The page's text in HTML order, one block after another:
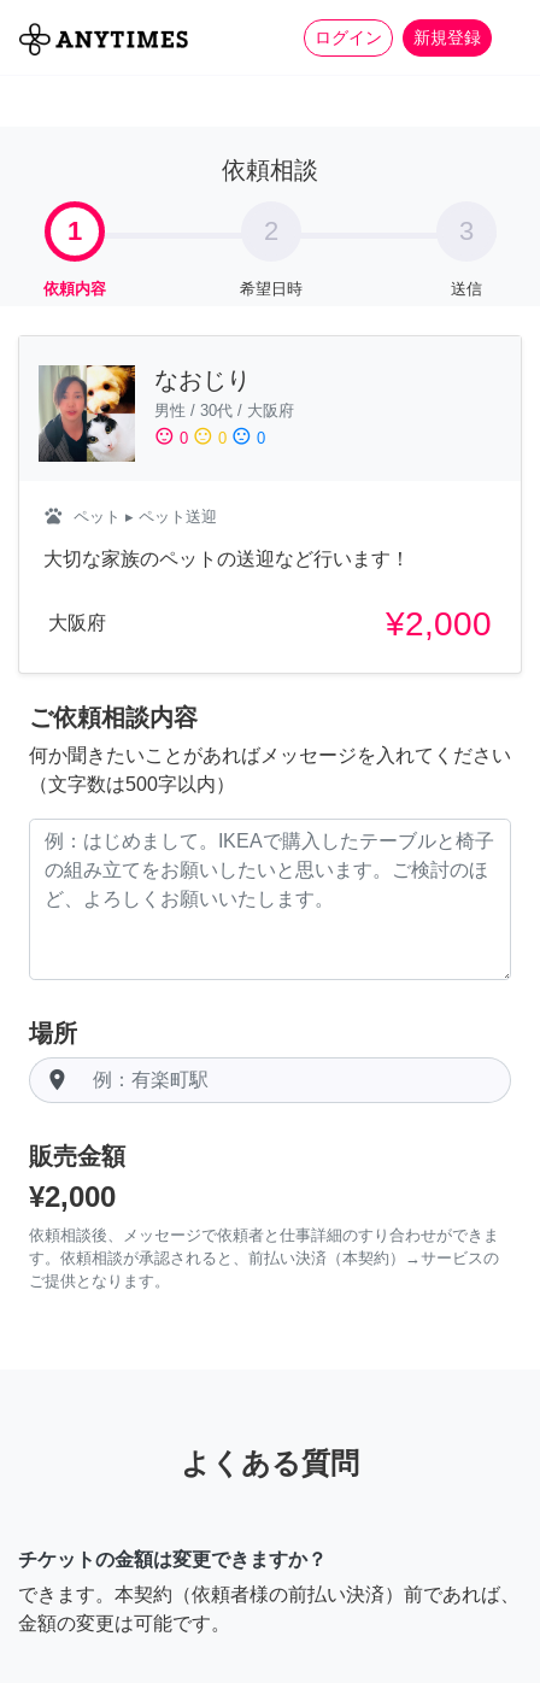
ログイン 新規登録
全て 家事 more_horiz
依頼相談
1
依頼内容
2
希望日時
3
送信
なおじり
男性 / 30代 / 大阪府
sentiment_satisfied 0 sentiment_neutral 0 sentiment_dissatisfied 0
pets ペット ▸ ペット送迎
大切な家族のペットの送迎など行います！
大阪府 ¥2,000
ご依頼相談内容
何か聞きたいことがあればメッセージを入れてください
（文字数は500字以内）
場所
room
販売金額
¥2,000
依頼相談後、メッセージで依頼者と仕事詳細のすり合わせができま
す。依頼相談が承認されると、前払い決済（本契約）→サービスの
ご提供となります。
よくある質問
チケットの金額は変更できますか？
できます。本契約（依頼者様の前払い決済）前であれば、
金額の変更は可能です。